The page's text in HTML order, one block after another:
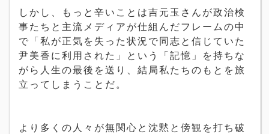
しかし、もっと辛いことは吉元玉さんが政治検
事たちと主流メディアが仕組んだフレームの中
で「私が正気を失った状況で同志と信じていた
尹美香に利用された」という「記憶」を持ちな
がら人生の最後を送り、結局私たちのもとを旅
立ってしまうことだ。
より多くの人々が無関心と沈黙と傍観を打ち破